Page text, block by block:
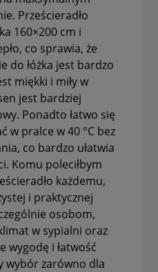
Prześcieradło
160×200 cm i
co sprawia, że
do łóżka jest bardzo
miękki i miły w
jest bardziej
Ponadto łatwo się
w pralce w 40 °C bez
co bardzo ułatwia
Komu poleciłbym
każdemu,
i praktycznej
osobom,
w sypialni oraz
wygodę i łatwość
wybór zarówno dla